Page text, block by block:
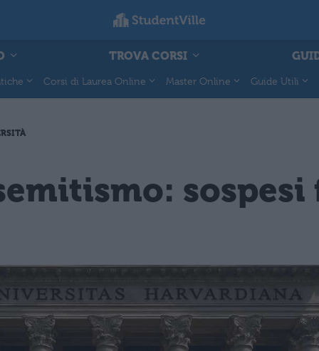
TROVA CORSI
Corsi di Laurea Online Master Online Guide Utili